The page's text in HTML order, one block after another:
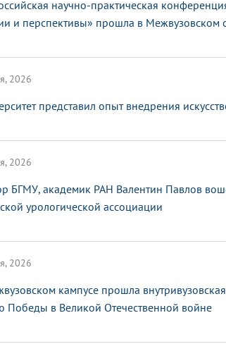
научно-практическая
и перспективы» прошла в Межвузовском
2026
представил опыт внедрения
2026
БГМУ, академик РАН Валентин Павлов
урологической ассоциации
2026
кампусе прошла
Победы в Великой Отечественной войне